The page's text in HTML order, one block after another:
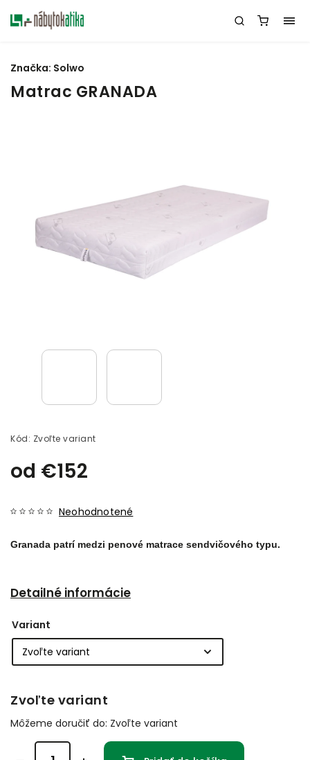
Matrac GRANADA
Kód: Zvoľte variant
od €152
Neohodnotené
Granada patrí medzi penové matrace sendvičového typu.
Detailné informácie
Značka: Solwo
Variant
Zvoľte variant
Môžeme doručiť do: Zvoľte variant